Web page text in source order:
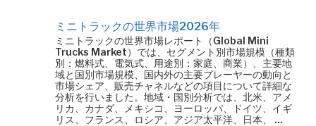
ミニトラックの世界市場2026年
ミニトラックの世界市場レポート（Global Mini
Trucks Market）では、セグメント別市場規模（種類
別：燃料式、電気式、用途別：家庭、商業）、主要地
域と国別市場規模、国内外の主要プレーヤーの動向と
市場シェア、販売チャネルなどの項目について詳細な
分析を行いました。地域・国別分析では、北米、アメ
リカ、カナダ、メキシコ、ヨーロッパ、ドイツ、イギ
リス、フランス、ロシア、アジア太平洋、日本、 …